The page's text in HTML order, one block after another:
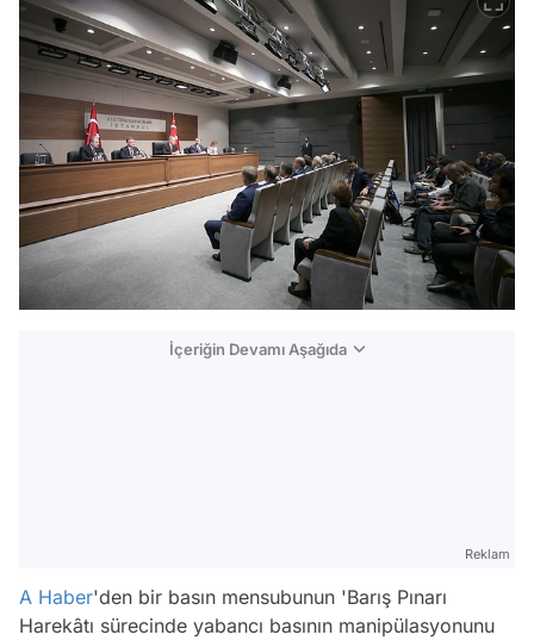
İçeriğin Devamı Aşağıda
Reklam
A Haber'den bir basın mensubunun 'Barış Pınarı
Harekâtı sürecinde yabancı basının manipülasyonunu